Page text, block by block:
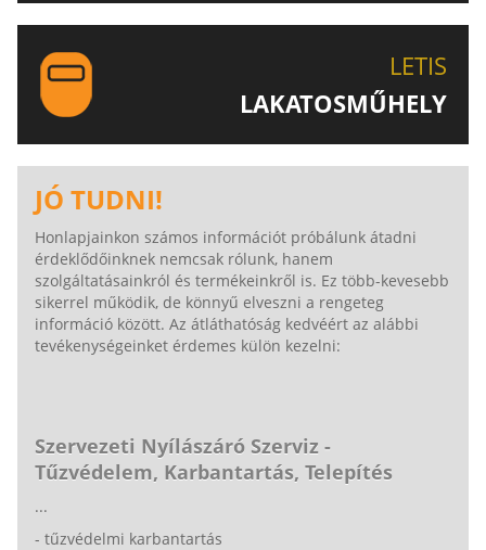
LETIS
LAKATOSMŰHELY
JÓ TUDNI!
Honlapjainkon számos információt próbálunk átadni
érdeklődőinknek nemcsak rólunk, hanem
szolgáltatásainkról és termékeinkről is. Ez több-kevesebb
sikerrel működik, de könnyű elveszni a rengeteg
információ között. Az átláthatóság kedvéért az alábbi
tevékenységeinket érdemes külön kezelni:
Szervezeti Nyílászáró Szerviz -
Tűzvédelem, Karbantartás, Telepítés
...
- tűzvédelmi karbantartás